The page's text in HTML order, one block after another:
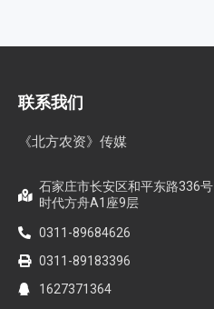
联系我们
《北方农资》传媒
石家庄市长安区和平东路336号
时代方舟A1座9层
0311-89684626
0311-89183396
1627371364